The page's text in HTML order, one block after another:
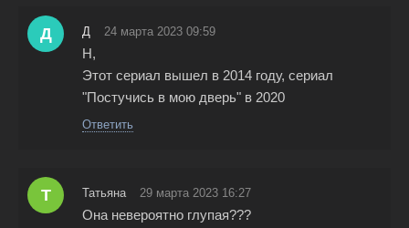
Д Д 24 марта 2023 09:59
Н,
Этот сериал вышел в 2014 году, сериал
"Постучись в мою дверь" в 2020
Ответить
Т Татьяна 29 марта 2023 16:27
Она невероятно глупая???